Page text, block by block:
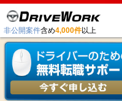
非公開案件含め4,000件以上